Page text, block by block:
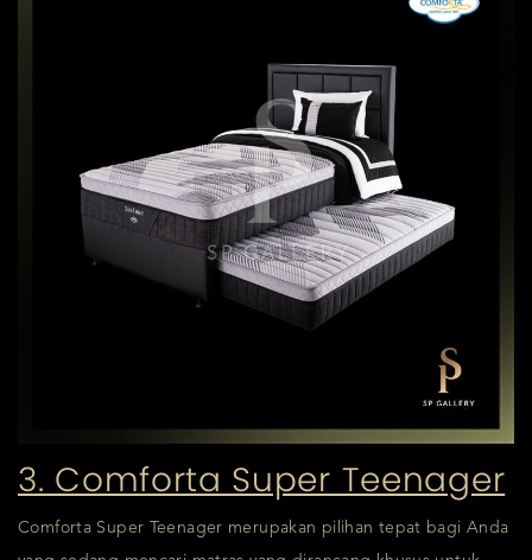
3. Comforta Super Teenager
Comforta Super Teenager merupakan pilihan tepat bagi Anda